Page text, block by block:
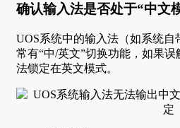
确认输入法是否处于“中文
UOS系统中的输入法（如系统自
常有“中/英文”切换功能，如果
法锁定在英文模式。